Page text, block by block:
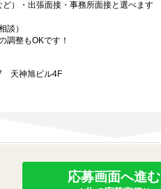
）・出張面接・事務所面接と選べます
談）
調整もOKです！
天神旭ビル4F
応募画面へ進む